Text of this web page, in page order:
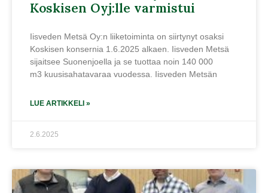
Koskisen Oyj:lle varmistui
Iisveden Metsä Oy:n liiketoiminta on siirtynyt osaksi
Koskisen konsernia 1.6.2025 alkaen. Iisveden Metsä
sijaitsee Suonenjoella ja se tuottaa noin 140 000
m3 kuusisahatavaraa vuodessa. Iisveden Metsän
LUE ARTIKKELI »
2.6.2025